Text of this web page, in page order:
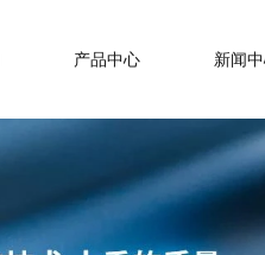
产品中心 新闻